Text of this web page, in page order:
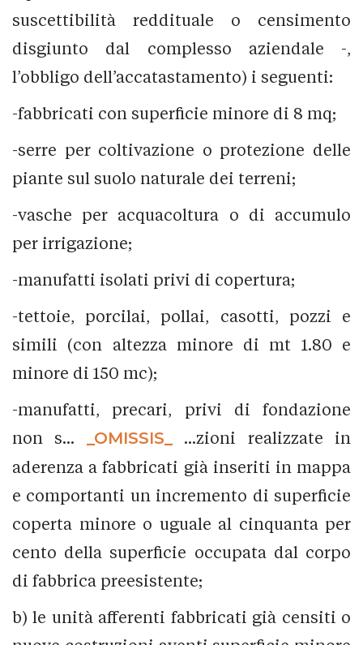
suscettibilità reddituale o censimento
disgiunto dal complesso aziendale -,
l’obbligo dell’accatastamento) i seguenti:
-fabbricati con superficie minore di 8 mq;
-serre per coltivazione o protezione delle
piante sul suolo naturale dei terreni;
-vasche per acquacoltura o di accumulo
per irrigazione;
-manufatti isolati privi di copertura;
-tettoie, porcilai, pollai, casotti, pozzi e
simili (con altezza minore di mt 1.80 e
minore di 150 mc);
-manufatti, precari, privi di fondazione
non s...
_OMISSIS_
...zioni realizzate in
aderenza a fabbricati già inseriti in mappa
e comportanti un incremento di superficie
coperta minore o uguale al cinquanta per
cento della superficie occupata dal corpo
di fabbrica preesistente;
b) le unità afferenti fabbricati già censiti o